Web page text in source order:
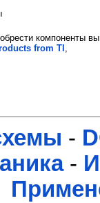
компоненты
from TI ,
-
-